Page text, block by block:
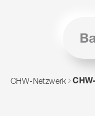
Zum Navigieren dieser
CHW-Netzwerk